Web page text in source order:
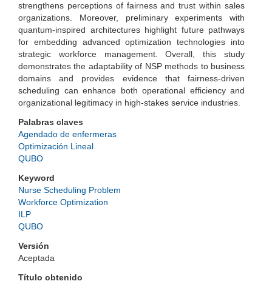
strengthens perceptions of fairness and trust within sales
organizations. Moreover, preliminary experiments with
quantum-inspired architectures highlight future pathways
for embedding advanced optimization technologies into
strategic workforce management. Overall, this study
demonstrates the adaptability of NSP methods to business
domains and provides evidence that fairness-driven
scheduling can enhance both operational efficiency and
organizational legitimacy in high-stakes service industries.
Palabras claves
Agendado de enfermeras
Optimización Lineal
QUBO
Keyword
Nurse Scheduling Problem
Workforce Optimization
ILP
QUBO
Versión
Aceptada
Título obtenido